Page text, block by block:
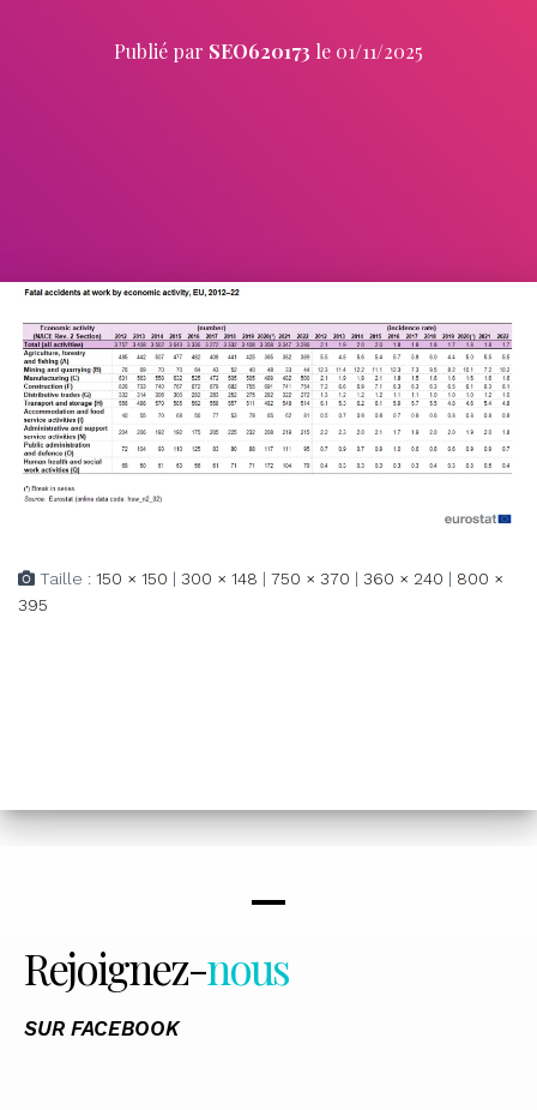
Publié par SEO620173 le 01/11/2025
Taille : 150 × 150 | 300 × 148 | 750 × 370 | 360 × 240 | 800 ×
395
Rejoignez-nous
SUR FACEBOOK